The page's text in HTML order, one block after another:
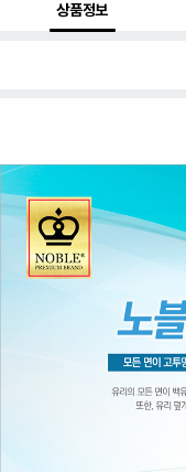
상품정보